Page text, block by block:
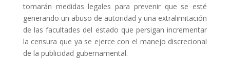
tomarán medidas legales para prevenir que se esté
generando un abuso de autoridad y una extralimitación
de las facultades del estado que persigan incrementar
la censura que ya se ejerce con el manejo discrecional
de la publicidad gubernamental.